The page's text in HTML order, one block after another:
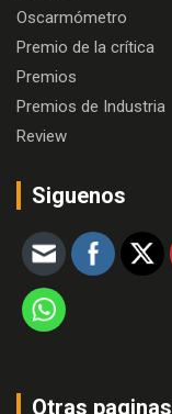
Oscarmómetro
Premio de la crítica
Premios
Premios de Industria
Review
Siguenos
Otras paginas